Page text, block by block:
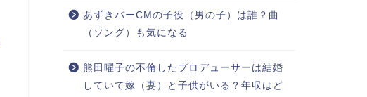
あずきバーCMの子役（男の子）は誰？曲
（ソング）も気になる
熊田曜子の不倫したプロデューサーは結婚
していて嫁（妻）と子供がいる？年収はど